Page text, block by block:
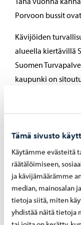
Tämä sivusto
Käytämme evästeitä
räätälöimiseen,
ja kävijämäärämme
median, mainosalan
tietoja siitä, miten
yhdistää näitä tietoja
Porvoon bussit
Kävijöiden
alueella kiertävillä
Suomen
kaupunki on
kaikille kävijöille
palautetta
Järjestäjät
Tapahtuman